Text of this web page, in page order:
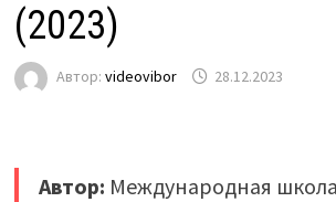
(2023)
Автор: videovibor 28.12.2023
Автор: Международная